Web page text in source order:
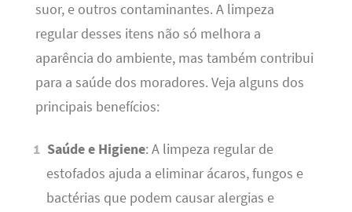
suor, e outros contaminantes. A limpeza
regular desses itens não só melhora a
aparência do ambiente, mas também contribui
para a saúde dos moradores. Veja alguns dos
principais benefícios:
Saúde e Higiene: A limpeza regular de
estofados ajuda a eliminar ácaros, fungos e
bactérias que podem causar alergias e